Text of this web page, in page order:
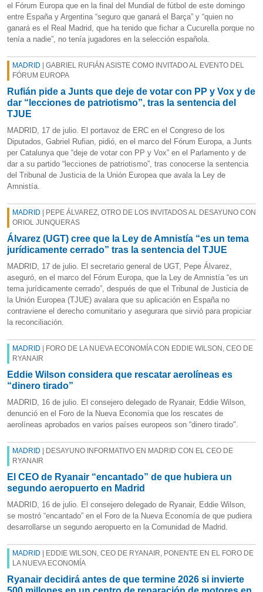
el Fórum Europa que en la final del Mundial de fútbol de este domingo
entre España y Argentina “seguro que ganará el Barça” y “quien no
ganará es el Real Madrid, que ha tenido que fichar a Cucurella porque no
tenía a nadie”, no tenía jugadores en la selección española.
MADRID | GABRIEL RUFIÁN ASISTE COMO INVITADO AL EVENTO DEL
FÓRUM EUROPA
Rufián pide a Junts que deje de votar con PP y Vox y de
dar “lecciones de patriotismo”, tras la sentencia del
TJUE
MADRID, 17 de julio. El portavoz de ERC en el Congreso de los
Diputados, Gabriel Rufian, pidió, en el marco del Fórum Europa, a Junts
per Catalunya que “deje de votar con PP y Vox” en el Parlamento y de
dar a su partido “lecciones de patriotismo”, tras conocerse la sentencia
del Tribunal de Justicia de la Unión Europea que avala la Ley de
Amnistía.
MADRID | PEPE ÁLVAREZ, OTRO DE LOS INVITADOS AL DESAYUNO CON
ORIOL JUNQUERAS
Álvarez (UGT) cree que la Ley de Amnistía “es un tema
jurídicamente cerrado” tras la sentencia del TJUE
MADRID, 17 de julio. El secretario general de UGT, Pepe Álvarez,
aseguró, en el marco del Fórum Europa, que la Ley de Amnistía “es un
tema jurídicamente cerrado”, después de que el Tribunal de Justicia de
la Unión Europea (TJUE) avalara que su aplicación en España no
contraviene el derecho comunitario y asegurara que sirvió para propiciar
la reconciliación.
MADRID | FORO DE LA NUEVA ECONOMÍA CON EDDIE WILSON, CEO DE
RYANAIR
Eddie Wilson considera que rescatar aerolíneas es
“dinero tirado”
MADRID, 16 de julio. El consejero delegado de Ryanair, Eddie Wilson,
denunció en el Foro de la Nueva Economía que los rescates de
aerolíneas aprobados en varios países europeos son “dinero tirado".
MADRID | DESAYUNO INFORMATIVO EN MADRID CON EL CEO DE
RYANAIR
El CEO de Ryanair “encantado” de que hubiera un
segundo aeropuerto en Madrid
MADRID, 16 de julio. El consejero delegado de Ryanair, Eddie Wilson,
se mostró “encantado” en el Foro de la Nueva Economía de que pudiera
desarrollarse un segundo aeropuerto en la Comunidad de Madrid.
MADRID | EDDIE WILSON, CEO DE RYANAIR, PONENTE EN EL FORO DE
LA NUEVA ECONOMÍA
Ryanair decidirá antes de que termine 2026 si invierte